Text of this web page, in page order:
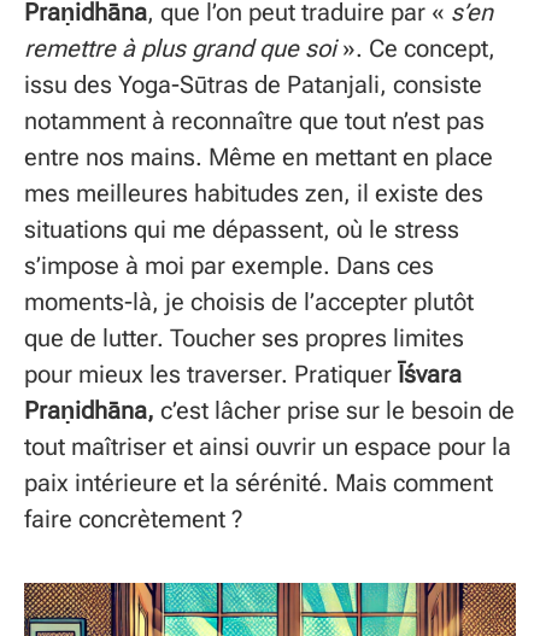
Praṇidhāna, que l’on peut traduire par « s’en
remettre à plus grand que soi». Ce concept,
issu des Yoga-Sūtras de Patanjali, consiste
notamment à reconnaître que tout n’est pas
entre nos mains. Même en mettant en place
mes meilleures habitudes zen, il existe des
situations qui me dépassent, où le stress
s’impose à moi par exemple. Dans ces
moments-là, je choisis de l’accepter plutôt
que de lutter. Toucher ses propres limites
pour mieux les traverser. Pratiquer Īśvara
Praṇidhāna, c’est lâcher prise sur le besoin de
tout maîtriser et ainsi ouvrir un espace pour la
paix intérieure et la sérénité. Mais comment
faire concrètement ?